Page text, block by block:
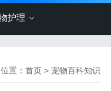
护理
置： 首页 > 宠物百科知识